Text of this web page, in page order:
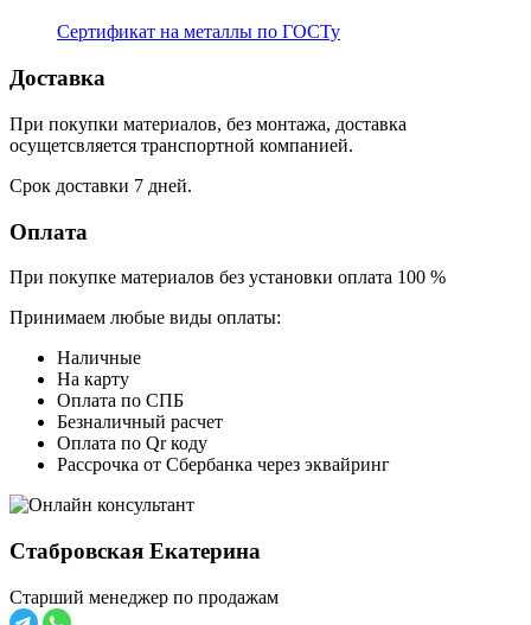
Сертификат на металлы по ГОСТу
Доставка
При покупки материалов, без монтажа, доставка
осущетсвляется транспортной компанией.
Срок доставки 7 дней.
Оплата
При покупке материалов без установки оплата 100 %
Принимаем любые виды оплаты:
Наличные
На карту
Оплата по СПБ
Безналичный расчет
Оплата по Qr коду
Рассрочка от Сбербанка через эквайринг
Стабровская Екатерина
Старший менеджер по продажам